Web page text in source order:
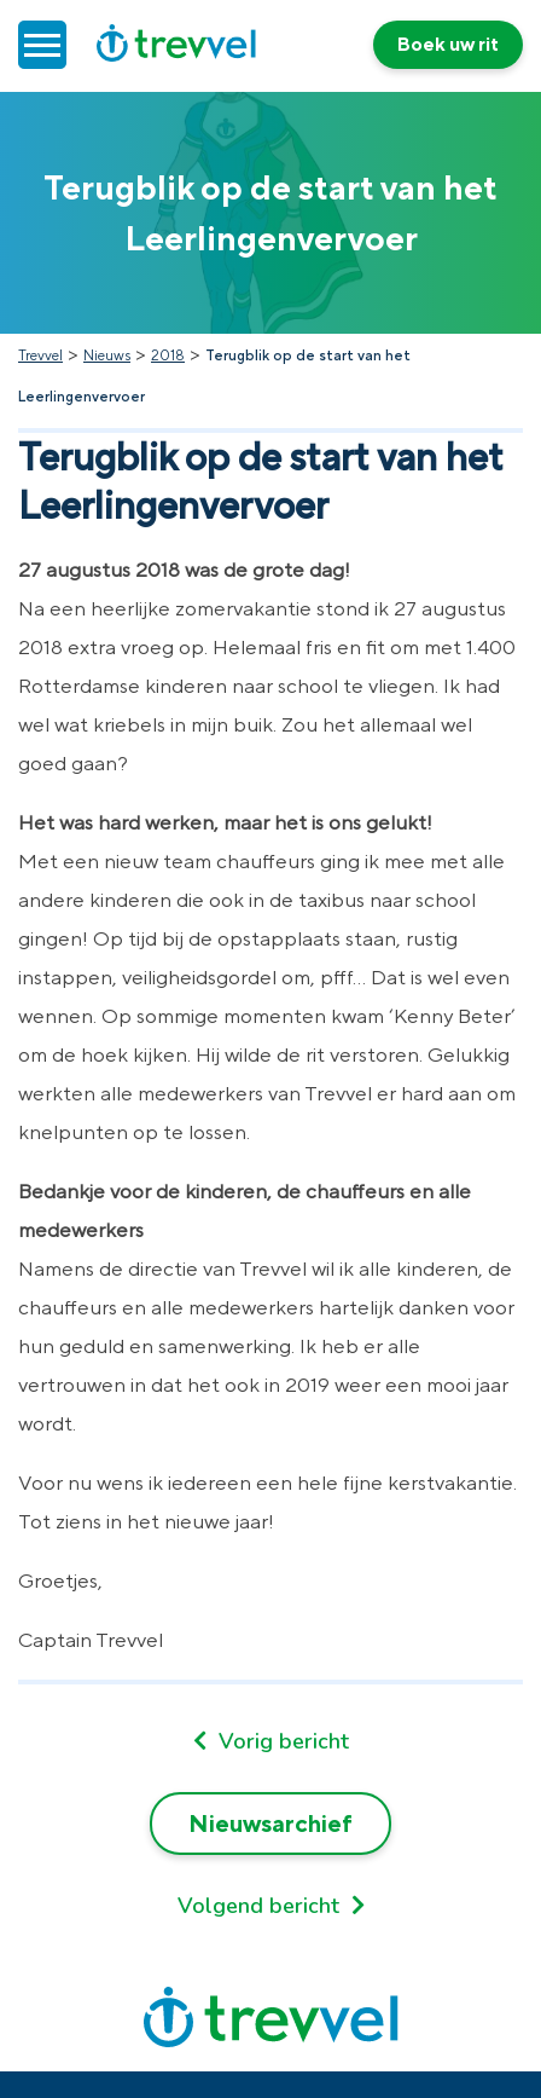
Doelgroepenvervoer
Nieuws
Contact
Boek uw rit
Terugblik op de start van het
Leerlingenvervoer
Trevvel > Nieuws > 2018 > Terugblik op de start van het
Leerlingenvervoer
Terugblik op de start van het
Leerlingenvervoer
27 augustus 2018 was de grote dag!
Na een heerlijke zomervakantie stond ik 27 augustus
2018 extra vroeg op. Helemaal fris en fit om met 1.400
Rotterdamse kinderen naar school te vliegen. Ik had
wel wat kriebels in mijn buik. Zou het allemaal wel
goed gaan?
Het was hard werken, maar het is ons gelukt!
Met een nieuw team chauffeurs ging ik mee met alle
andere kinderen die ook in de taxibus naar school
gingen! Op tijd bij de opstapplaats staan, rustig
instappen, veiligheidsgordel om, pfff… Dat is wel even
wennen. Op sommige momenten kwam ‘Kenny Beter’
om de hoek kijken. Hij wilde de rit verstoren. Gelukkig
werkten alle medewerkers van Trevvel er hard aan om
knelpunten op te lossen.
Bedankje voor de kinderen, de chauffeurs en alle
medewerkers
Namens de directie van Trevvel wil ik alle kinderen, de
chauffeurs en alle medewerkers hartelijk danken voor
hun geduld en samenwerking. Ik heb er alle
vertrouwen in dat het ook in 2019 weer een mooi jaar
wordt.
Voor nu wens ik iedereen een hele fijne kerstvakantie.
Tot ziens in het nieuwe jaar!
Groetjes,
Captain Trevvel
Vorig bericht
Nieuwsarchief
Volgend bericht